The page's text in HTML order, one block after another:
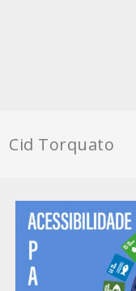
Cid Torquato